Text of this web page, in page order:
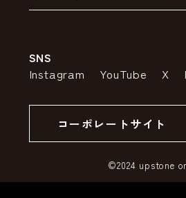
アウトレットセール
特定商取引法の表示
SSLサーバー証明書とは
SNS
Instagram YouTube X
コーポレートサイト
©2024 upstone